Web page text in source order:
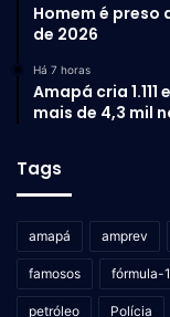
Homem é
de 2026
Há 7 horas
Amapá cria
mais de 4,3 mil
Tags
amapá amprev
famosos fórmula-1
petróleo Polícia